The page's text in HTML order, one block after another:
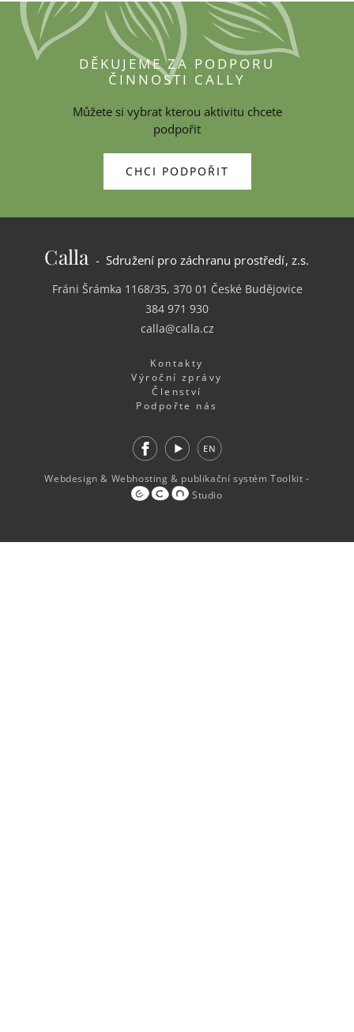
DĚKUJEME ZA PODPORU
ČINNOSTI CALLY
Můžete si vybrat kterou aktivitu chcete
podpořit
CHCI PODPOŘIT
Calla - Sdružení pro záchranu prostředí, z.s.
Fráni Šrámka 1168/35, 370 01 České Budějovice
384 971 930
calla@calla.cz
Kontakty
Výroční zprávy
Členství
Podpořte nás
FacebookYoutube EN
Webdesign & Webhosting & publikační systém Toolkit -
Studio